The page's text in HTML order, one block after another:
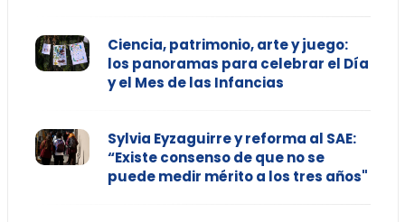
Ciencia, patrimonio, arte y juego:
los panoramas para celebrar el Día
y el Mes de las Infancias
Sylvia Eyzaguirre y reforma al SAE:
“Existe consenso de que no se
puede medir mérito a los tres años"